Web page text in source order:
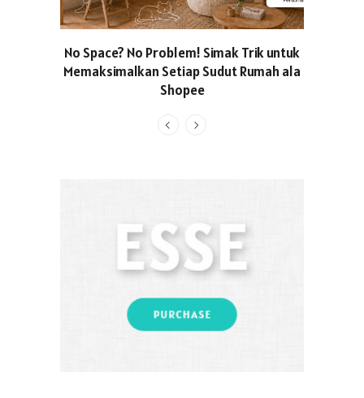
No Space? No Problem! Simak Trik untuk
Memaksimalkan Setiap Sudut Rumah ala
Shopee